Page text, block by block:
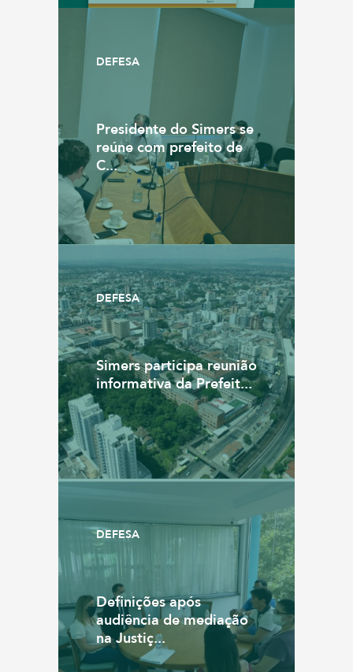
DEFESA
Presidente do Simers se
reúne com prefeito de
C...
DEFESA
Simers participa reunião
informativa da Prefeit...
DEFESA
Definições após
audiência de mediação
na Justiç...